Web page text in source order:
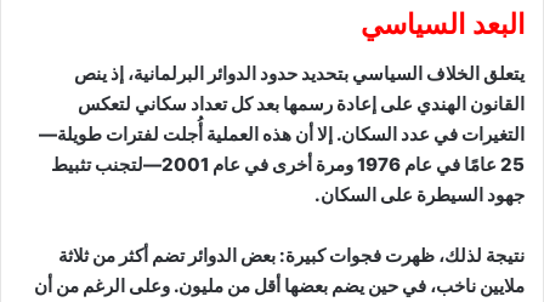
البعد السياسي
يتعلق الخلاف السياسي بتحديد حدود الدوائر البرلمانية، إذ ينص
القانون الهندي على إعادة رسمها بعد كل تعداد سكاني لتعكس
التغيرات في عدد السكان. إلا أن هذه العملية أُجلت لفترات طويلة—
25 عامًا في عام 1976 ومرة أخرى في عام 2001—لتجنب تثبيط
جهود السيطرة على السكان.
نتيجة لذلك، ظهرت فجوات كبيرة: بعض الدوائر تضم أكثر من ثلاثة
ملايين ناخب، في حين يضم بعضها أقل من مليون. وعلى الرغم من أن